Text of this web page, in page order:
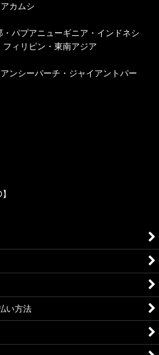
カムシ
・パプアニューギニア・インドネシ
ィリピン・東南アジア
ンシーパーチ・ジャイアントパー
い方法